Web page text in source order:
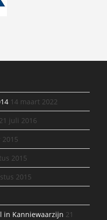
14 maart 2022
21 juli 2016
2015
2015
in Kanniewaarzijn 21